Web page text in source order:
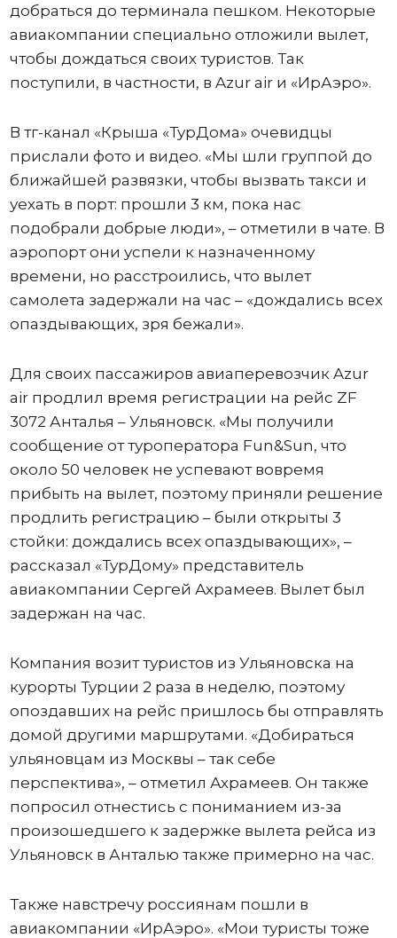
добраться до терминала пешком. Некоторые
авиакомпании специально отложили вылет,
чтобы дождаться своих туристов. Так
поступили, в частности, в Azur air и «ИрАэро».
В тг-канал «Крыша «ТурДома» очевидцы
прислали фото и видео. «Мы шли группой до
ближайшей развязки, чтобы вызвать такси и
уехать в порт: прошли 3 км, пока нас
подобрали добрые люди», – отметили в чате. В
аэропорт они успели к назначенному
времени, но расстроились, что вылет
самолета задержали на час – «дождались всех
опаздывающих, зря бежали».
Для своих пассажиров авиаперевозчик Azur
air продлил время регистрации на рейс ZF
3072 Анталья – Ульяновск. «Мы получили
сообщение от туроператора Fun&Sun, что
около 50 человек не успевают вовремя
прибыть на вылет, поэтому приняли решение
продлить регистрацию – были открыты 3
стойки: дождались всех опаздывающих», –
рассказал «ТурДому» представитель
авиакомпании Сергей Ахрамеев. Вылет был
задержан на час.
Компания возит туристов из Ульяновска на
курорты Турции 2 раза в неделю, поэтому
опоздавших на рейс пришлось бы отправлять
домой другими маршрутами. «Добираться
ульяновцам из Москвы – так себе
перспектива», – отметил Ахрамеев. Он также
попросил отнестись с пониманием из-за
произошедшего к задержке вылета рейса из
Ульяновск в Анталью также примерно на час.
Также навстречу россиянам пошли в
авиакомпании «ИрАэро». «Мои туристы тоже